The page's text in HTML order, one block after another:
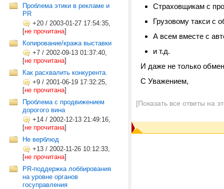
Проблема этики в рекламе и
PR
+20 / 2003-01-27 17:54:35,
[не прочитана]
Копирование/кража выставки
+7 / 2002-09-13 01:37:40,
[не прочитана]
Как расхвалить конкурента.
+9 / 2001-06-19 17:32:25,
[не прочитана]
Проблема с продвижением
дорогого вина
+14 / 2002-12-13 21:49:16,
[не прочитана]
Не верблюд
+13 / 2002-11-26 10:12:33,
[не прочитана]
PR-поддержка лоббирования
на уровне органов
госуправления
Страховщикам с
Грузовому такси с
А всем вместе с
и т.д.
И даже не только
C Уважением,
[Показать все ответы на